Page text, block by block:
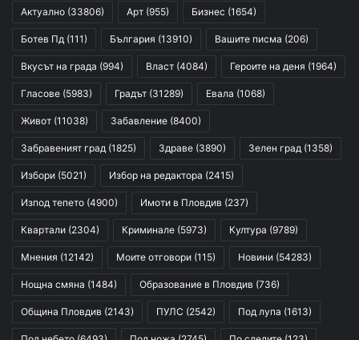
Актуално (33806) Арт (955) Бизнес (1654)
Ботев Пд (111) България (13910) Вашите писма (206)
Вкусът на града (994) Власт (4084) Героите на деня (1964)
Гласове (5983) Градът (31289) Евала (1068)
Живот (11038) Забавление (8400)
Забравеният град (1825) Здраве (3890) Зелен град (1358)
Избори (5021) Избор на редактора (2415)
Изпод тепето (4900) Имоти в Пловдив (237)
Квартали (2304) Криминале (5973) Култура (9789)
Мнения (12142) Моите отговори (115) Новини (54283)
Нощна смяна (1484) Образование в Пловдив (736)
Община Пловдив (2143) ПУЛС (2542) Под лупа (1613)